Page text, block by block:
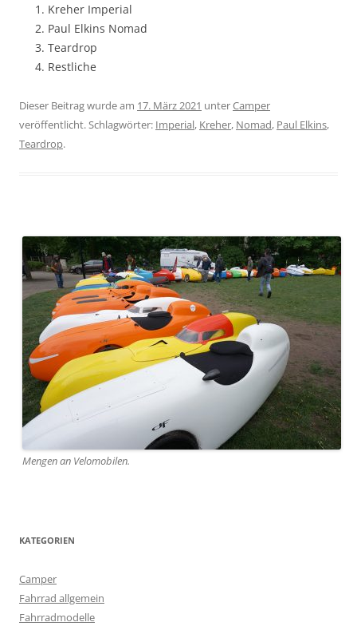
Kreher Imperial
Paul Elkins Nomad
Teardrop
Restliche
Dieser Beitrag wurde am 17. März 2021 unterCamper
veröffentlicht. Schlagwörter: Imperial, Kreher, Nomad, Paul Elkins,
Teardrop.
Mengen an Velomobilen.
KATEGORIEN
Camper
Fahrrad allgemein
Fahrradmodelle